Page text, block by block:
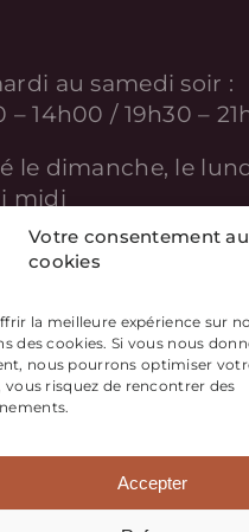
Votre consentement
cookies
la meilleure expérience sur
des cookies. Si vous nous
nous pourrons optimiser
vous risquez de rencontrer des
Accepter
au samedi soir :
– 14h00 / 19h30 –
le dimanche, le
midi
légales
de